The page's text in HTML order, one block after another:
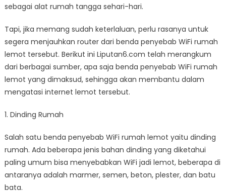
sebagai alat rumah tangga sehari-hari.
Tapi, jika memang sudah keterlaluan, perlu rasanya untuk
segera menjauhkan router dari benda penyebab WiFi rumah
lemot tersebut. Berikut ini Liputan6.com telah merangkum
dari berbagai sumber, apa saja benda penyebab WiFi rumah
lemot yang dimaksud, sehingga akan membantu dalam
mengatasi internet lemot tersebut.
1. Dinding Rumah
Salah satu benda penyebab WiFi rumah lemot yaitu dinding
rumah. Ada beberapa jenis bahan dinding yang diketahui
paling umum bisa menyebabkan WiFi jadi lemot, beberapa di
antaranya adalah marmer, semen, beton, plester, dan batu
bata.